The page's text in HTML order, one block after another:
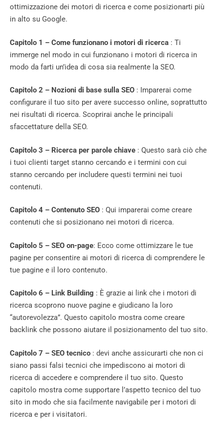
ottimizzazione dei motori di ricerca e come posizionarti più
in alto su Google.
Capitolo 1 – Come funzionano i motori di ricerca : Ti
immerge nel modo in cui funzionano i motori di ricerca in
modo da farti un’idea di cosa sia realmente la SEO.
Capitolo 2 – Nozioni di base sulla SEO : Imparerai come
configurare il tuo sito per avere successo online, soprattutto
nei risultati di ricerca. Scoprirai anche le principali
sfaccettature della SEO.
Capitolo 3 – Ricerca per parole chiave : Questo sarà ciò che
i tuoi clienti target stanno cercando e i termini con cui
stanno cercando per includere questi termini nei tuoi
contenuti.
Capitolo 4 – Contenuto SEO : Qui imparerai come creare
contenuti che si posizionano nei motori di ricerca.
Capitolo 5 – SEO on-page: Ecco come ottimizzare le tue
pagine per consentire ai motori di ricerca di comprendere le
tue pagine e il loro contenuto.
Capitolo 6 – Link Building : È grazie ai link che i motori di
ricerca scoprono nuove pagine e giudicano la loro
“autorevolezza”. Questo capitolo mostra come creare
backlink che possono aiutare il posizionamento del tuo sito.
Capitolo 7 – SEO tecnico : devi anche assicurarti che non ci
siano passi falsi tecnici che impediscono ai motori di
ricerca di accedere e comprendere il tuo sito. Questo
capitolo mostra come supportare l’aspetto tecnico del tuo
sito in modo che sia facilmente navigabile per i motori di
ricerca e per i visitatori.